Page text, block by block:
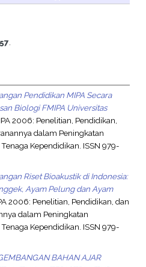
57
Pendidikan MIPA Secara
Biologi FMIPA Universitas
2006: Penelitian, Pendidikan,
dalam Peningkatan
Kependidikan. ISSN 979-
Riset Bioakustik di Indonesia:
Ayam Pelung dan Ayam
2006: Penelitian, Pendidikan, dan
dalam Peningkatan
Kependidikan. ISSN 979-
BAHAN AJAR